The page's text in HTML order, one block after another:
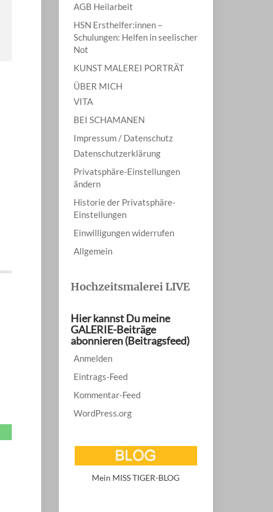
AGB Heilarbeit
HSN Ersthelfer:innen –
Schulungen: Helfen in seelischer
Not
KUNST MALEREI PORTRÄT
ÜBER MICH
VITA
BEI SCHAMANEN
Impressum / Datenschutz
Datenschutzerklärung
Privatsphäre-Einstellungen
ändern
Historie der Privatsphäre-
Einstellungen
Einwilligungen widerrufen
Allgemein
Hochzeitsmalerei LIVE
Hier kannst Du meine
GALERIE-Beiträge
abonnieren (Beitragsfeed)
Anmelden
Eintrags-Feed
Kommentar-Feed
WordPress.org
Mein MISS TIGER-BLOG